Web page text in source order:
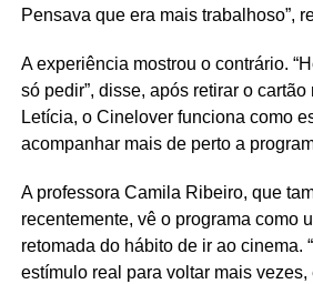
Pensava que era mais trabalhoso”,
A experiência mostrou o contrário.
só pedir”, disse, após retirar o
Letícia, o Cinelover funciona como
acompanhar mais de perto a
A professora Camila Ribeiro, que
recentemente, vê o programa como
retomada do hábito de ir ao cinema.
estímulo real para voltar mais